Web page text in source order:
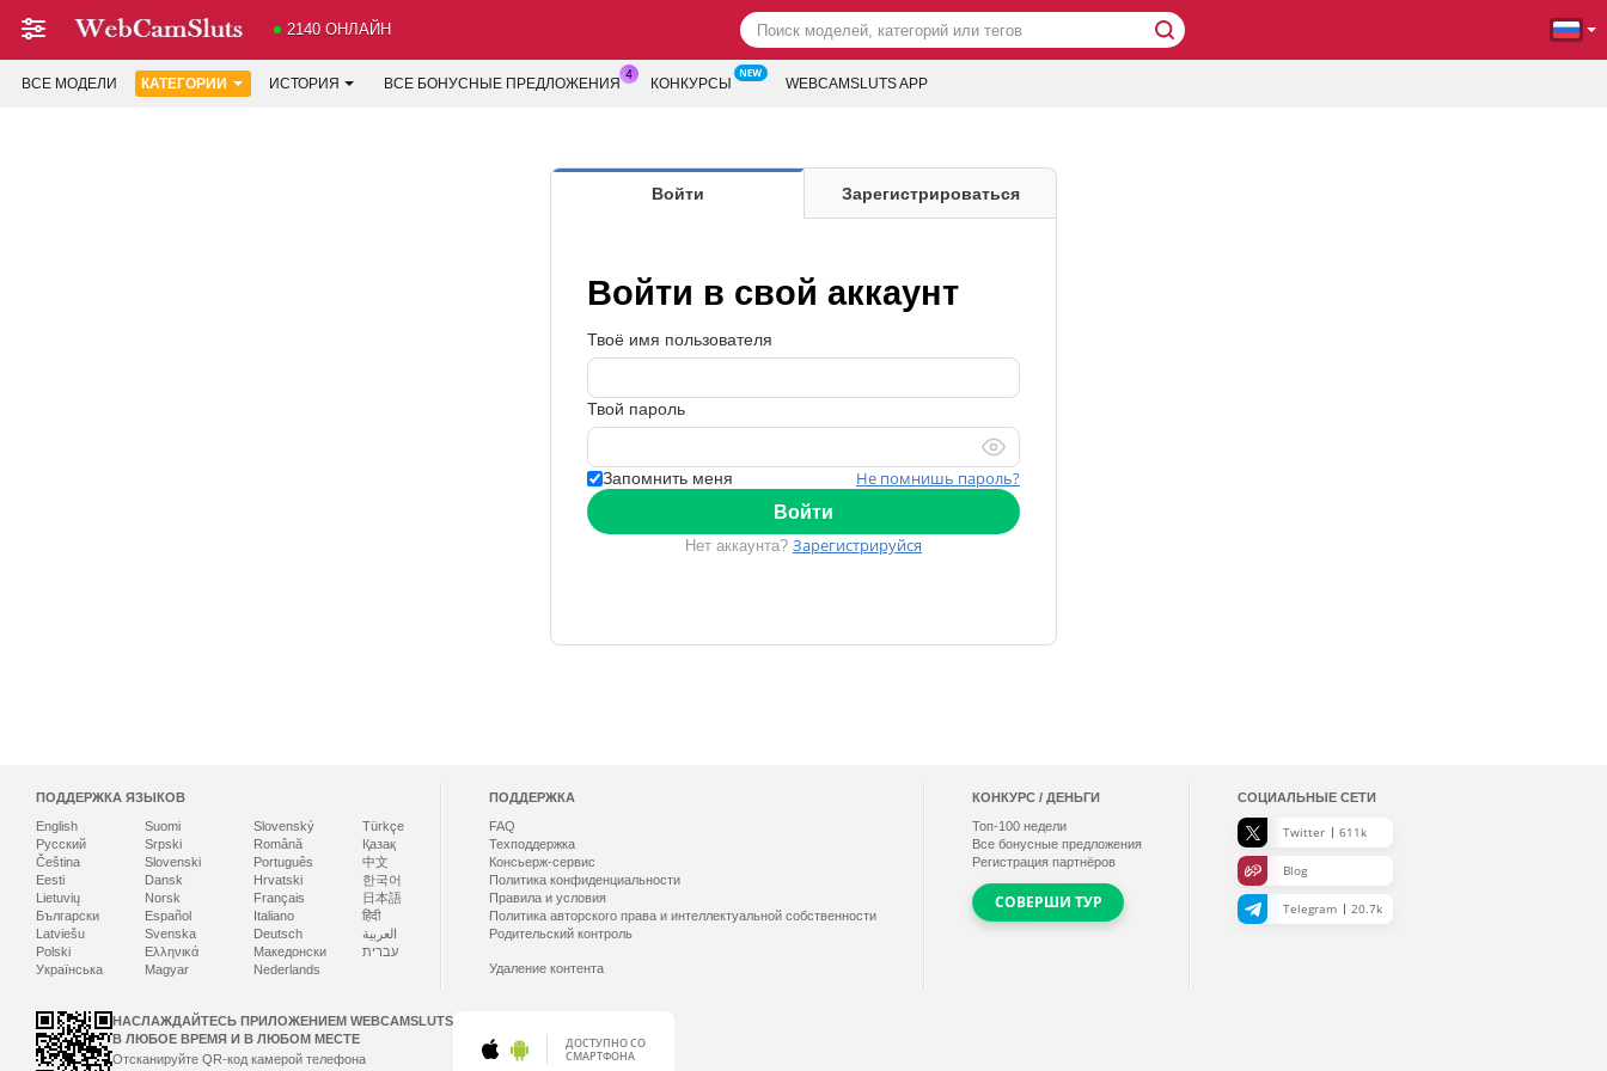
2140 ОНЛАЙН
ВСЕ МОДЕЛИ КАТЕГОРИИ ИСТОРИЯ ВСЕ БОНУСНЫЕ ПРЕДЛОЖЕНИЯ КОНКУРСЫ WEBCAMSLUTS APP
Войти Зарегистрироваться
Войти в свой аккаунт
Твоё имя пользователя
Твой пароль
Запомнить меня Не помнишь пароль?
Войти
Нет аккаунта? Зарегистрируйся
ПОДДЕРЖКА ЯЗЫКОВ
English
Русский
Čeština
Eesti
Lietuvių
Български
Latviešu
Polski
Українська
Suomi
Srpski
Slovenski
Dansk
Norsk
Español
Svenska
Ελληνικά
Magyar
Slovenský
Română
Português
Hrvatski
Français
Italiano
Deutsch
Македонски
Nederlands
Türkçe
Қазақ
中文
한국어
日本語
हिंदी
العربية
עברית
ПОДДЕРЖКА
FAQ
Техподдержка
Консьерж-сервис
Политика конфиденциальности
Правила и условия
Политика авторского права и интеллектуальной собственности
Родительский контроль
Удаление контента
КОНКУРС / ДЕНЬГИ
Топ-100 недели
Все бонусные предложения
Регистрация партнёров
СОВЕРШИ ТУР
СОЦИАЛЬНЫЕ СЕТИ
Twitter 611k
Blog
Telegram 20.7k
НАСЛАЖДАЙТЕСЬ ПРИЛОЖЕНИЕМ WEBCAMSLUTS
В ЛЮБОЕ ВРЕМЯ И В ЛЮБОМ МЕСТЕ
Отсканируйте QR-код камерой телефона
ДОСТУПНО СО
СМАРТФОНА